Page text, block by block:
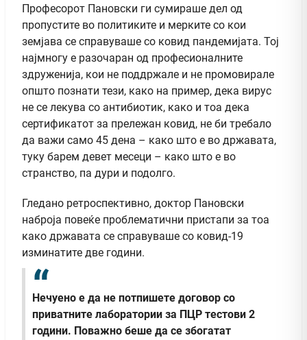
Професорот Пановски ги сумираше дел од
пропустите во политиките и мерките со кои
земјава се справуваше со ковид пандемијата. Тој
најмногу е разочаран од професионалните
здруженија, кои не поддржале и не промовирале
општо познати тези, како на пример, дека вирус
не се лекува со антибиотик, како и тоа дека
сертификатот за прележан ковид, не би требало
да важи само 45 дена – како што е во државата,
туку барем девет месеци – како што е во
странство, па дури и подолго.
Гледано ретроспективно, доктор Пановски
наброја повеќе проблематични пристапи за тоа
како државата се справуваше со ковид-19
изминатите две години.
Нечуено е да не потпишете договор со
приватните лаборатории за ПЦР тестови 2
години. Поважно беше да се збогатат